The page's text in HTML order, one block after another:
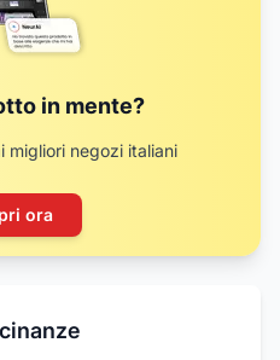
in mente?
migliori negozi italiani
ora